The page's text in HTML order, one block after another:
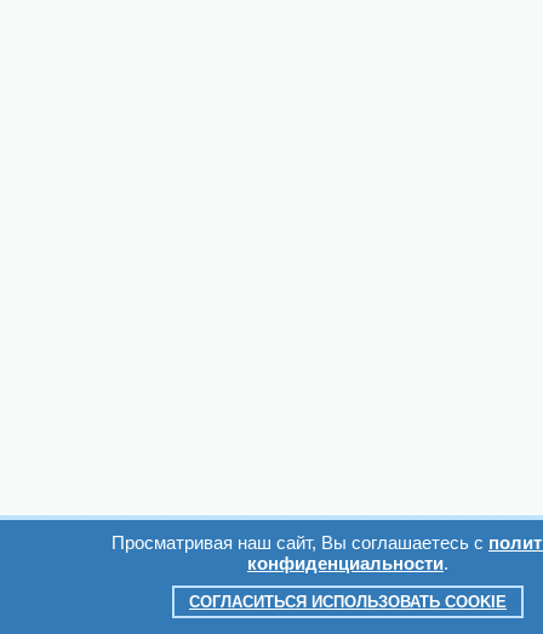
Просматривая наш сайт, Вы соглашаетесь с
конфиденциальности.
СОГЛАСИТЬСЯ ИСПОЛЬЗОВАТЬ COOKIE